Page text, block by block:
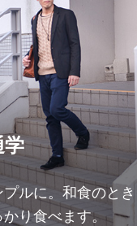
学
ルに。和食のと
り食べます。